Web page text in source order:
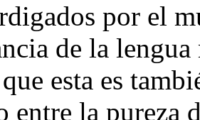
por el
de la
esta es
entre la pureza